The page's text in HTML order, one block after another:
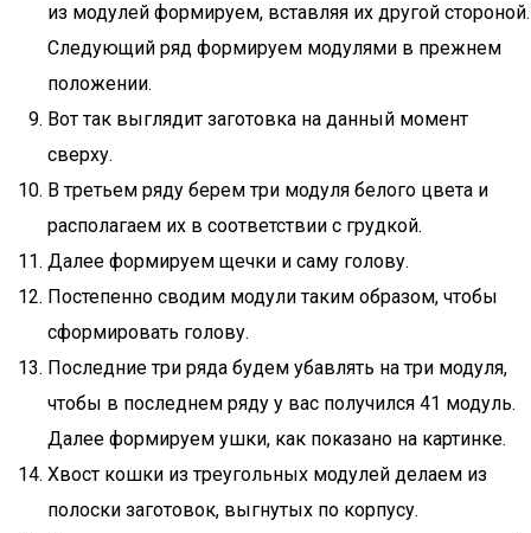
из модулей формируем, вставляя их другой стороной.
Следующий ряд формируем модулями в прежнем
положении.
Вот так выглядит заготовка на данный момент
сверху.
В третьем ряду берем три модуля белого цвета и
располагаем их в соответствии с грудкой.
Далее формируем щечки и саму голову.
Постепенно сводим модули таким образом, чтобы
сформировать голову.
Последние три ряда будем убавлять на три модуля,
чтобы в последнем ряду у вас получился 41 модуль.
Далее формируем ушки, как показано на картинке.
Хвост кошки из треугольных модулей делаем из
полоски заготовок, выгнутых по корпусу.